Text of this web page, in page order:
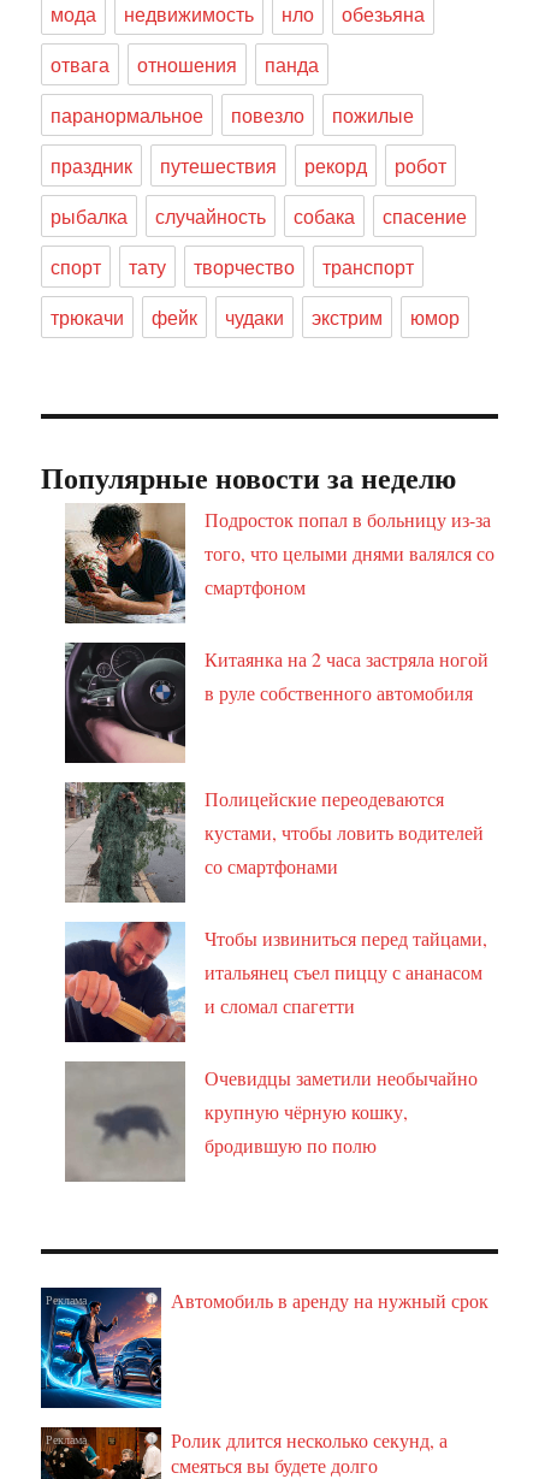
мода
недвижимость нло
обезьяна
отвага
отношения
панда
паранормальное
повезло
пожилые
праздник
путешествия рекорд
робот
рыбалка
случайность собака
спасение
спорт
тату творчество
транспорт
трюкачи
фейк чудаки экстрим юмор
Популярные новости за неделю
Подросток попал в больницу из-за
того, что целыми днями валялся со
смартфоном
Китаянка на 2 часа застряла ногой
в руле собственного автомобиля
Полицейские переодеваются
кустами, чтобы ловить водителей
со смартфонами
Чтобы извиниться перед тайцами,
итальянец съел пиццу с ананасом
и сломал спагетти
Очевидцы заметили необычайно
крупную чёрную кошку,
бродившую по полю
i Автомобиль в аренду на нужный срок
i
Ролик длится несколько секунд, а
смеяться вы будете долго